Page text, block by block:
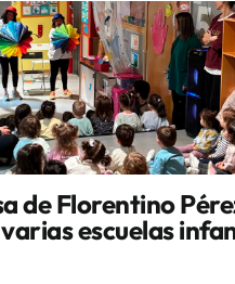
de Florentino
escuelas